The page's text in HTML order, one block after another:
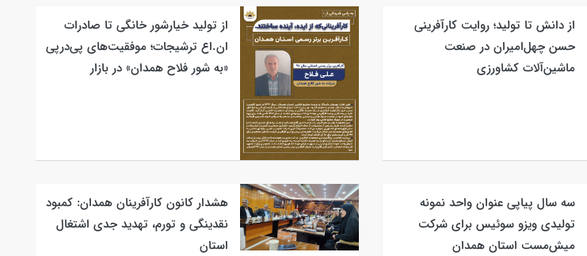
از دانش تا تولید؛ روایت کارآفرینی
حسن چهل‌امیران در صنعت
ماشین‌آلات کشاورزی
از تولید خیارشور خانگی تا صادرات
ان.اع ترشیجات؛ موفقیت‌های پی‌درپی
«به شور فلاح همدان» در بازار
سه سال پیاپی عنوان واحد نمونه
تولیدی ویزو سوئیس برای شرکت
میش‌مست استان همدان
هشدار کانون کارآفرینان همدان: کمبود
نقدینگی و تورم، تهدید جدی اشتغال
استان